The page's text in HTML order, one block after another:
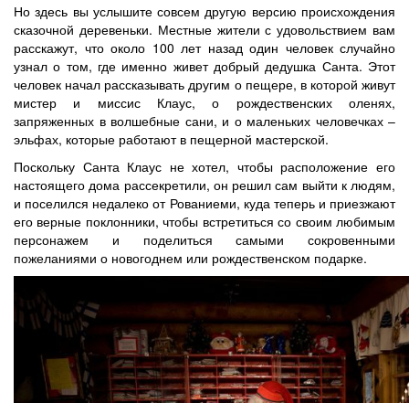
Но здесь вы услышите совсем другую версию происхождения
сказочной деревеньки. Местные жители с удовольствием вам
расскажут, что около 100 лет назад один человек случайно
узнал о том, где именно живет добрый дедушка Санта. Этот
человек начал рассказывать другим о пещере, в которой живут
мистер и миссис Клаус, о рождественских оленях,
запряженных в волшебные сани, и о маленьких человечках –
эльфах, которые работают в пещерной мастерской.
Поскольку Санта Клаус не хотел, чтобы расположение его
настоящего дома рассекретили, он решил сам выйти к людям,
и поселился недалеко от Рованиеми, куда теперь и приезжают
его верные поклонники, чтобы встретиться со своим любимым
персонажем и поделиться самыми сокровенными
пожеланиями о новогоднем или рождественском подарке.